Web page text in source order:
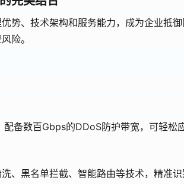
势、技术架构和服务能力，成为企业抵
险。
配备数百Gbps的DDoS防护带宽，可轻
、黑名单拦截、智能路由等技术，精准